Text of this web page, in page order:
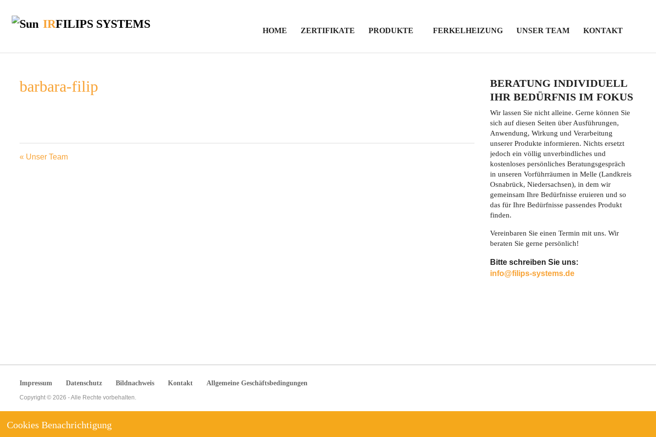
IRFILIPS SYSTEMS
HOME ZERTIFIKATE PRODUKTE FERKELHEIZUNG UNSER TEAM KONTAKT
barbara-filip
« Unser Team
BERATUNG INDIVIDUELL
IHR BEDÜRFNIS IM FOKUS
Wir lassen Sie nicht alleine. Gerne können Sie
sich auf diesen Seiten über Ausführungen,
Anwendung, Wirkung und Verarbeitung
unserer Produkte informieren. Nichts ersetzt
jedoch ein völlig unverbindliches und
kostenloses persönliches Beratungsgespräch
in unseren Vorführräumen in Melle (Landkreis
Osnabrück, Niedersachsen), in dem wir
gemeinsam Ihre Bedürfnisse eruieren und so
das für Ihre Bedürfnisse passendes Produkt
finden.
Vereinbaren Sie einen Termin mit uns. Wir
beraten Sie gerne persönlich!
Bitte schreiben Sie uns:
info@filips-systems.de
Impressum Datenschutz Bildnachweis Kontakt Allgemeine Geschäftsbedingungen
Copyright © 2026 - Alle Rechte vorbehalten.
Cookies Benachrichtigung